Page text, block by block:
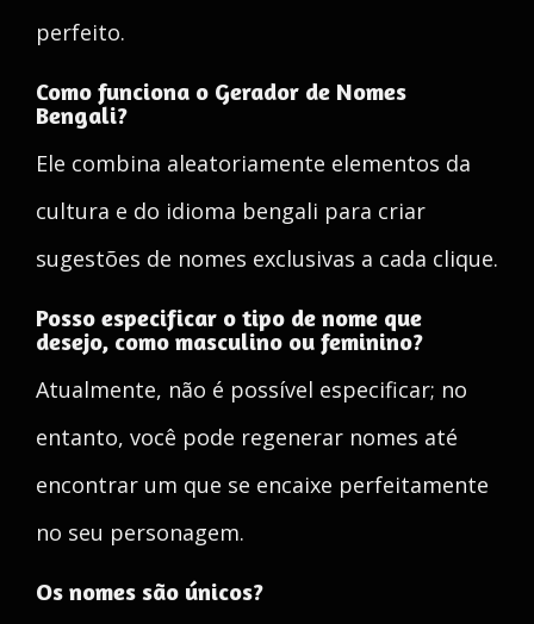
perfeito.
Como funciona o Gerador de Nomes
Bengali?
Ele combina aleatoriamente elementos da
cultura e do idioma bengali para criar
sugestões de nomes exclusivas a cada clique.
Posso especificar o tipo de nome que
desejo, como masculino ou feminino?
Atualmente, não é possível especificar; no
entanto, você pode regenerar nomes até
encontrar um que se encaixe perfeitamente
no seu personagem.
Os nomes são únicos?